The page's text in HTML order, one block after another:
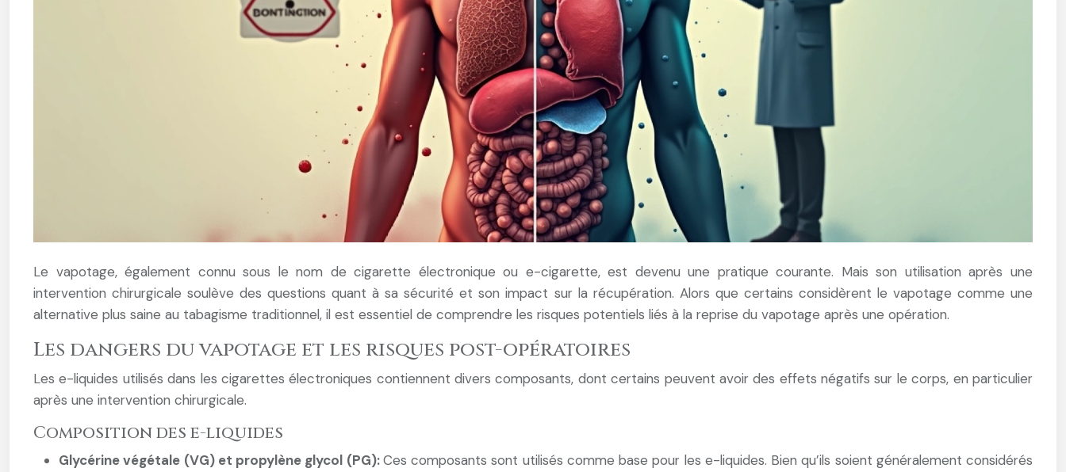
Le vapotage, également connu sous le nom de cigarette électronique ou e-cigarette, est devenu une pratique courante. Mais son utilisation après une
intervention chirurgicale soulève des questions quant à sa sécurité et son impact sur la récupération. Alors que certains considèrent le vapotage comme une
alternative plus saine au tabagisme traditionnel, il est essentiel de comprendre les risques potentiels liés à la reprise du vapotage après une opération.
Les dangers du vapotage et les risques post-opératoires
Les e-liquides utilisés dans les cigarettes électroniques contiennent divers composants, dont certains peuvent avoir des effets négatifs sur le corps, en particulier
après une intervention chirurgicale.
Composition des e-liquides
Glycérine végétale (VG) et propylène glycol (PG):Ces composants sont utilisés comme base pour les e-liquides. Bien qu’ils soient généralement considérés